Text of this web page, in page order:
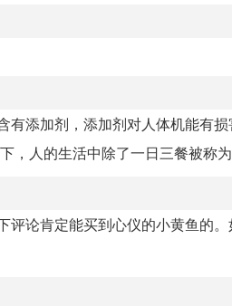
添加剂，添加剂对人体机能有
，人的生活中除了一日三餐被称
论肯定能买到心仪的小黄鱼的